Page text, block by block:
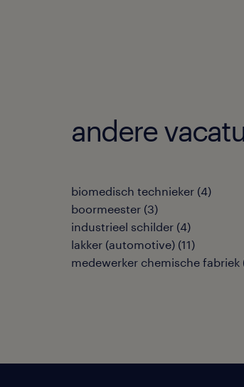
andere
biomedisch technieker (4)
boormeester (3)
industrieel schilder (4)
lakker (automotive) (11)
medewerker chemische fabriek